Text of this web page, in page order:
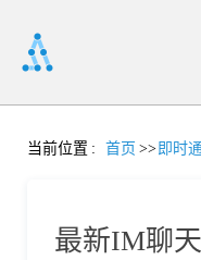
首
当前位置 : 首页 >> 即时
最新IM聊